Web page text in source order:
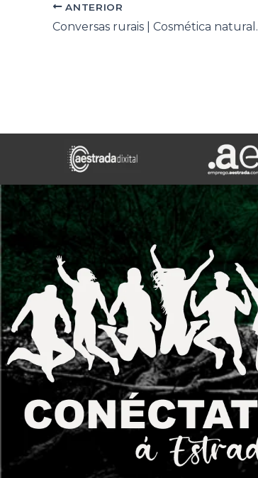
ANTERIOR
Conversas rurais | Cosmética natural.